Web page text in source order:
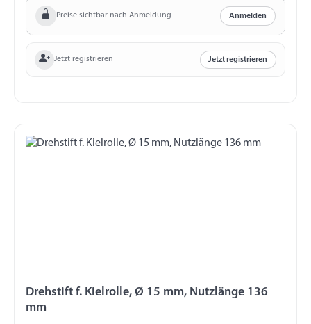
Preise sichtbar nach Anmeldung Anmelden
Jetzt registrieren Jetzt registrieren
Drehstift f. Kielrolle, Ø 15 mm, Nutzlänge 136
mm